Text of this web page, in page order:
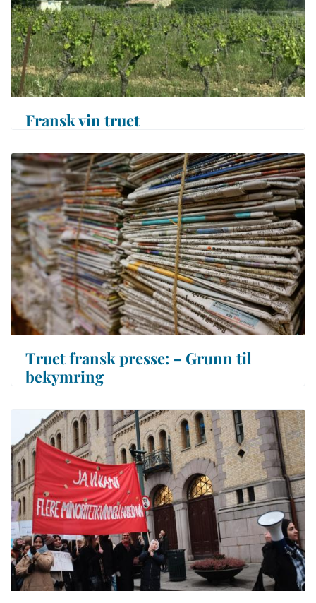
Fransk vin truet
Truet fransk presse: – Grunn til
bekymring